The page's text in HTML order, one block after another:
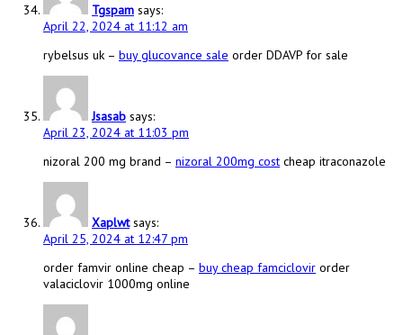
Tgspam says:
April 22, 2024 at 11:12 am
rybelsus uk – buy glucovance sale order DDAVP for sale
Jsasab says:
April 23, 2024 at 11:03 pm
nizoral 200 mg brand – nizoral 200mg cost cheap itraconazole
Xaplwt says:
April 25, 2024 at 12:47 pm
order famvir online cheap – buy cheap famciclovir order
valaciclovir 1000mg online